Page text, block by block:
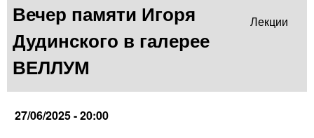
Вечер памяти Игоря
Дудинского в галерее
ВЕЛЛУМ
Лекции
27/06/2025 - 20:00